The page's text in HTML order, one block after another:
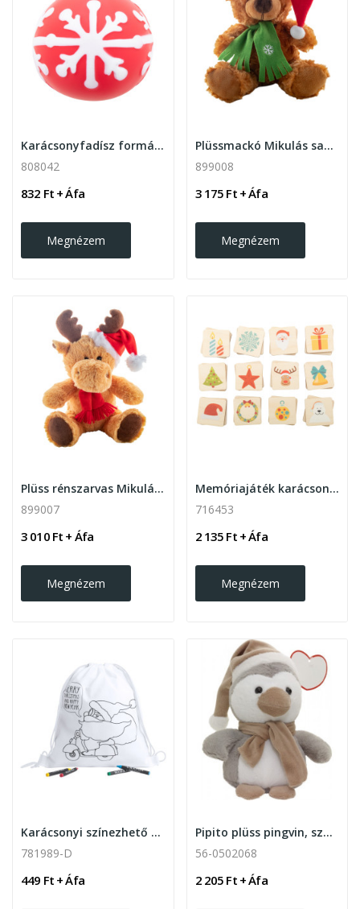
Karácsonyfadísz formájú stresszlabda
808042
832 Ft + Áfa
Megnézem
Plüssmackó Mikulás sapkával és sállal, barna
899008
3 175 Ft + Áfa
Megnézem
Plüss rénszarvas Mikulás sapkával és sállal
899007
3 010 Ft + Áfa
Megnézem
Memóriajáték karácsonyi motívumokkal, natúr
716453
2 135 Ft + Áfa
Megnézem
Karácsonyi színezhető hátizsák ,Mikulás
781989-D
449 Ft + Áfa
Pipito plüss pingvin, szürke
56-0502068
2 205 Ft + Áfa